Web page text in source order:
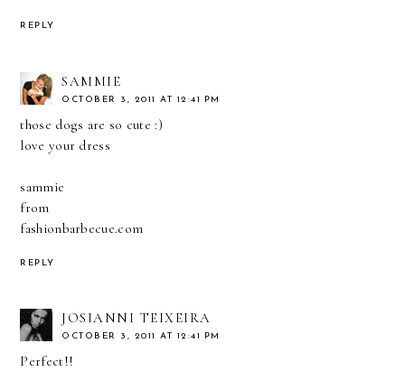
REPLY
SAMMIE
OCTOBER 3, 2011 AT 12:41 PM
those dogs are so cute :)
love your dress
sammie
from
fashionbarbecue.com
REPLY
JOSIANNI TEIXEIRA
OCTOBER 3, 2011 AT 12:41 PM
Perfect!!